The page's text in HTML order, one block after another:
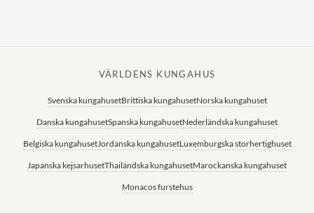
VÄRLDENS KUNGAHUS
Svenska kungahusetBrittiska kungahusetNorska kungahuset
Danska kungahusetSpanska kungahusetNederländska kungahuset
Belgiska kungahusetJordanska kungahusetLuxemburgska storhertighuset
Japanska kejsarhusetThailändska kungahusetMarockanska kungahuset
Monacos furstehus